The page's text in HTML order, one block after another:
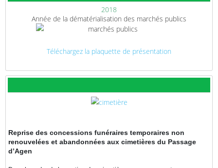
2018
Année de la dématérialisation des marchés publics
Téléchargez la plaquette de présentation
Reprise des concessions funéraires temporaires non
renouvelées et abandonnées aux cimetières du Passage
d’Agen